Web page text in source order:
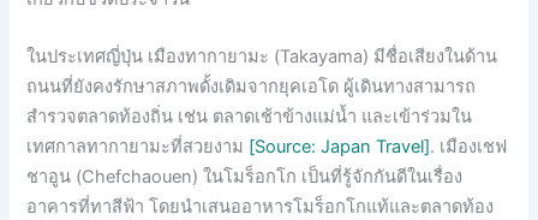
ในประเทศญี่ปุ่น เมืองทากายามะ (Takayama) มีชื่อเสียงในด้าน
ถนนที่ยังคงรักษาสภาพดั้งเดิมจากยุคเอโด ผู้เดินทางสามารถ
สำรวจตลาดท้องถิ่น เช่น ตลาดเช้าข้างแม่น้ำ และเข้าร่วมใน
เทศกาลทากายามะที่สวยงาม [Source: Japan Travel]. เมืองเชฟ
ชาอูน (Chefchaouen) ในโมร็อกโก เป็นที่รู้จักกันดีในเรื่อง
อาคารที่ทาสีฟ้า โดยนำเสนออาหารโมร็อกโกแท้และตลาดท้อง